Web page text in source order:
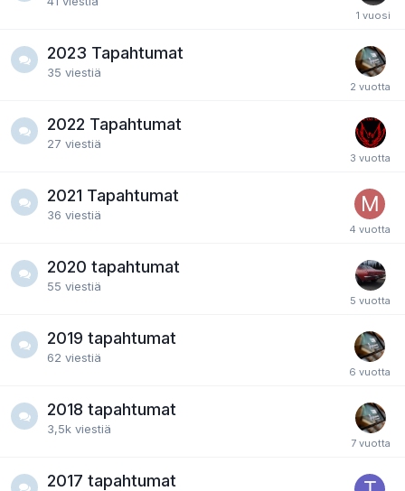
2023 Tapahtumat
35 viestiä
2022 Tapahtumat
27 viestiä
2021 Tapahtumat
36 viestiä
2020 tapahtumat
55 viestiä
2019 tapahtumat
62 viestiä
2018 tapahtumat
3,5k viestiä
2017 tapahtumat